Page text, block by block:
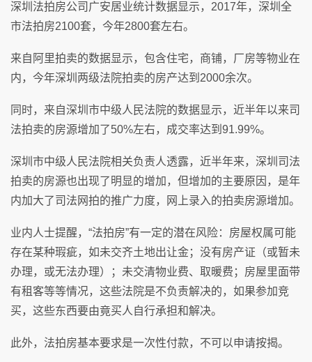
深圳法拍房公司广安居业统计数据显示，2017年，深圳全
市法拍房2100套，今年2800套左右。
来自阿里拍卖的数据显示，包含住宅，商铺，厂房等物业在
内，今年深圳两级法院拍卖的房产达到2000余次。
同时，来自深圳市中级人民法院的数据显示，近半年以来司
法拍卖的房源增加了50%左右，成交率达到91.99%。
深圳市中级人民法院相关负责人透露，近半年来，深圳司法
拍卖的房源也出现了明显的增加，但增加的主要原因，是年
内加大了司法网拍的推广力度，网上录入的拍卖房源增加。
业内人士提醒，“法拍房”有一定的潜在风险：房屋权属可能
存在某种瑕疵，如未交齐土地出让金；没有房产证（或暂未
办理，或无法办理）；未交清物业费、取暖费；房屋里面带
有租客等等情况，这些法院是不负责解决的，如果参加竞
买，这些东西要由竟买人自行承担和解决。
此外，法拍房基本要求是一次性付款，不可以申请按揭。